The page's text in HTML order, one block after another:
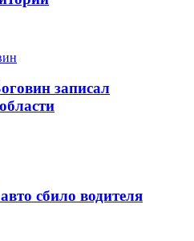
записал
сбило водителя